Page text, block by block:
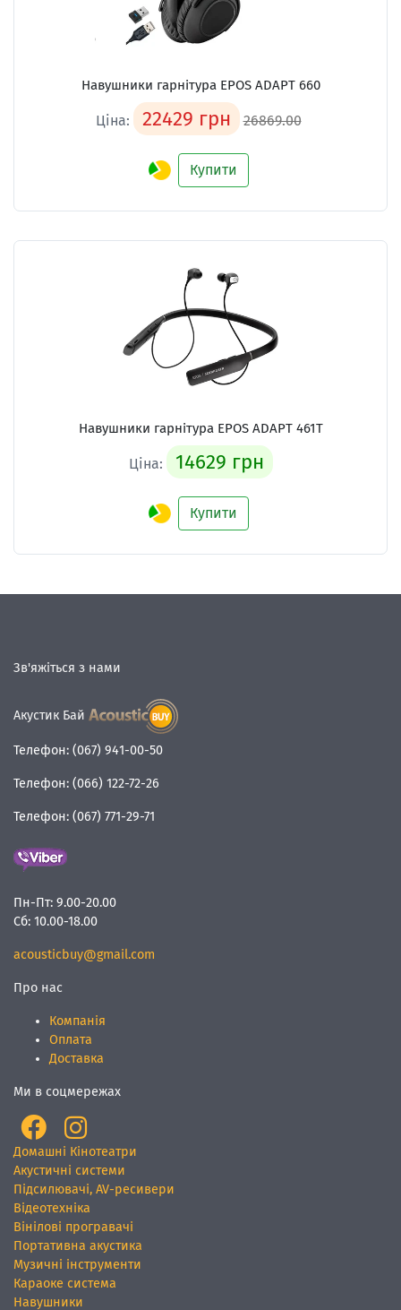
Навушники гарнітура EPOS ADAPT 660
Ціна: 22429 грн 26869.00
Купити
Навушники гарнітура EPOS ADAPT 461T
Ціна: 14629 грн
Купити
Зв'яжіться з нами
Акустик Бай
Телефон: (067) 941-00-50
Телефон: (066) 122-72-26
Телефон: (067) 771-29-71
Пн-Пт: 9.00-20.00
Сб: 10.00-18.00
acousticbuy@gmail.com
Про нас
Компанія
Оплата
Доставка
Ми в соцмережах
Домашні Кінотеатри
Акустичні системи
Підсилювачі, AV-ресивери
Відеотехніка
Вінілові програвачі
Портативна акустика
Музичні інструменти
Караоке система
Навушники